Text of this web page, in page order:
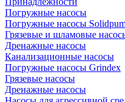
Погружные насосы
Погружные насосы
Грязевые и шламовые
Дренажные насосы
Канализационные насосы
Погружные насосы Grindex
Грязевые насосы
Дренажные насосы